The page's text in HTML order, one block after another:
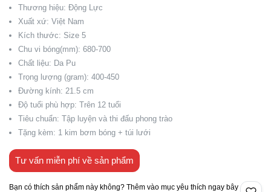
Thương hiệu: Động Lực
Xuất xứ: Việt Nam
Kích thước: Size 5
Chu vi bóng(mm): 680-700
Chất liệu: Da Pu
Trọng lượng (gram): 400-450
Đường kính: 21.5 cm
Độ tuổi phù hợp: Trên 12 tuổi
Tiêu chuẩn: Tập luyện và thi đấu phong trào
Tặng kèm: 1 kim bơm bóng + túi lưới
Tư vấn miễn phí về sản phẩm
Bạn có thích sản phẩm này không? Thêm vào mục yêu thích ngay bây